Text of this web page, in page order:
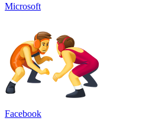
Microsoft
Facebook